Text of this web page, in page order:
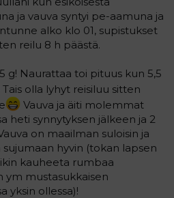
ja vauva syntyi pe-aamuna ja
alko klo 01, supistukset
reilu 8 h päästä.
g! Naurattaa toi pituus kun 5,5
Tais olla lyhyt reisiluu sitten
Vauva ja äiti molemmat
heti synnytyksen jälkeen ja 2
on maailman suloisin ja
sujumaan hyvin (tokan lapsen
kauheeta rumbaa
ym mustasukkaisen
yksin ollessa)!